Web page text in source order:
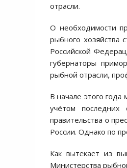
отрасли.
О необходимости
рыбного хозяйства
Российской
губернаторы
рыбной отрасли,
В начале этого
учётом последних
правительства о
России. Однако по
Как вытекает из
Министерства